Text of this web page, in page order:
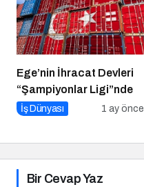
Ege’nin İhracat Devleri
“Şampiyonlar Ligi”nde
İş Dünyası 1 ay önce
Bir Cevap Yaz